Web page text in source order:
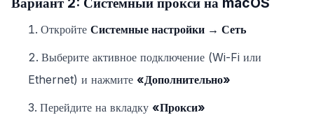
Откройте Системные настройки → Сеть
Выберите активное подключение (Wi-Fi или
Ethernet) и нажмите «Дополнительно»
Перейдите на вкладку «Прокси»